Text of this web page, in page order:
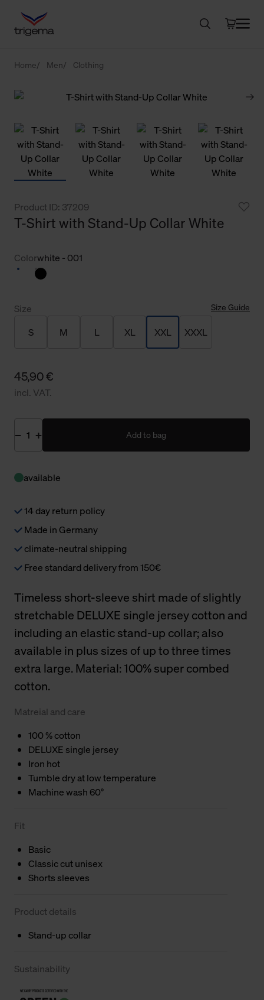
Home Men Clothing
Product ID: 37209
T-Shirt with Stand-Up Collar White
Colorwhite - 001
Size Size Guide
S M L XL XXL XXXL
45,90 €
incl. VAT.
Add to bag
available
14 day return policy
Made in Germany
climate-neutral shipping
Free standard delivery from 150€
Timeless short-sleeve shirt made of slightly
stretchable DELUXE single jersey cotton and
including an elastic stand-up collar; also
available in plus sizes of up to three times
extra large. Material: 100% super combed
cotton.
Matreial and care
100 % cotton
DELUXE single jersey
Iron hot
Tumble dry at low temperature
Machine wash 60°
Fit
Basic
Classic cut unisex
Shorts sleeves
Product details
Stand-up collar
Sustainability